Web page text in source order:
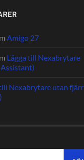
Amigo 27
Lägga till Nexabrytare
Nexabrytare utan fjärr